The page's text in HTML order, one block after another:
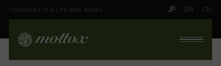
Contribute to a Life with Wines. JP EN CH